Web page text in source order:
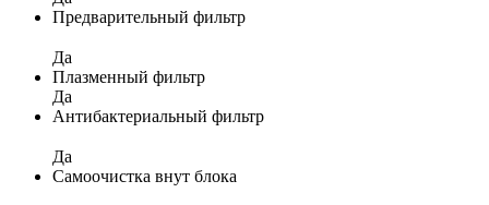
Предварительный фильтр
Да
Плазменный фильтр
Да
Антибактериальный фильтр
Да
Самоочистка внут блока